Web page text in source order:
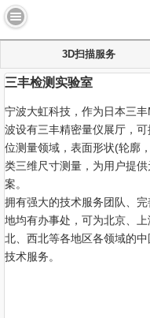
3D扫描服务
三丰检测实验室
宁波大虹科技，作为日本三
波设有三丰精密量仪展厅，
位测量领域，表面形状(轮廓
类三维尺寸测量，为用户提
案。
拥有强大的技术服务团队、
地均有办事处，可为北京、
北、西北等各地区各领域的
技术服务。
//